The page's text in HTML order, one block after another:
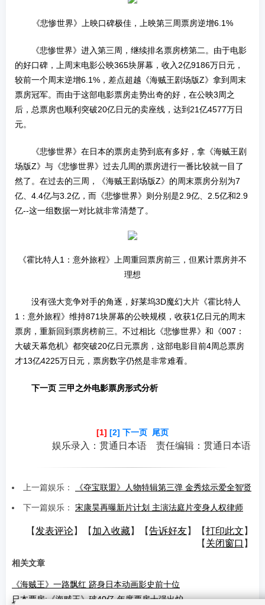
《悲惨世界》上映口碑极佳，上映第三周票房逆增6.1%
《悲惨世界》进入第三周，继续排名票房榜第二。由于电影
的好口碑，上周末电影公映365块屏幕，收入2亿9186万日元，
较前一个周末逆增6.1%，差点超越《海贼王剧场版Z》拿到周末
票房冠军。而由于这部电影票房走势出奇的好，在公映3周之
后，总票房也顺利突破20亿日元的卖座线，达到21亿4577万日
元。
《悲惨世界》在日本的票房走势到底有多好，拿《海贼王剧
场版Z》与《悲惨世界》过去几周的票房进行一番比较就一目了
然了。在过去的三周，《海贼王剧场版Z》的周末票房分别为7
亿、4.4亿与3.2亿，而《悲惨世界》则分别是2.9亿、2.5亿和2.9
亿--这一组数据一对比就非常清楚了。
《霍比特人1：意外旅程》上周重回票房前三，但累计票房并不
理想
没有强大竞争对手的角逐，好莱坞3D魔幻大片《霍比特人
1：意外旅程》维持871块屏幕的公映规模，收获1亿日元的周末
票房，重新回到票房榜前三。不过相比《悲惨世界》和《007：
大破天幕危机》都突破20亿日元票房，这部电影目前4周总票房
才13亿4225万日元，票房数字仍然是非常难看。
下一页 三甲之外电影票房形式分析
[1] [2] 下一页 尾页
娱乐录入：贯通日本语 责任编辑：贯通日本语
上一篇娱乐： 《夺宝联盟》人物特辑第三弹 金秀炫示爱全智贤
下一篇娱乐： 宋康昊再曝新片计划 主演法庭片变身人权律师
【 发表评论】【 加入收藏】【告诉好友】【打印此文 】
【 关闭窗口 】
相关文章
《海贼王》一路飘红 跻身日本动画影史前十位
日本票房:《海贼王》破40亿 年度票房十强出炉